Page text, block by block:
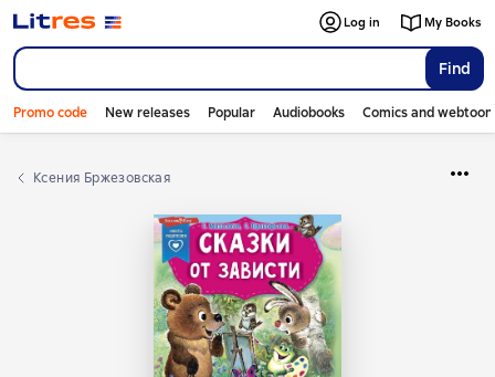
Find
Log in My Books
Promo code New releases Popular Audiobooks Comics and
Ксения Бржезовская